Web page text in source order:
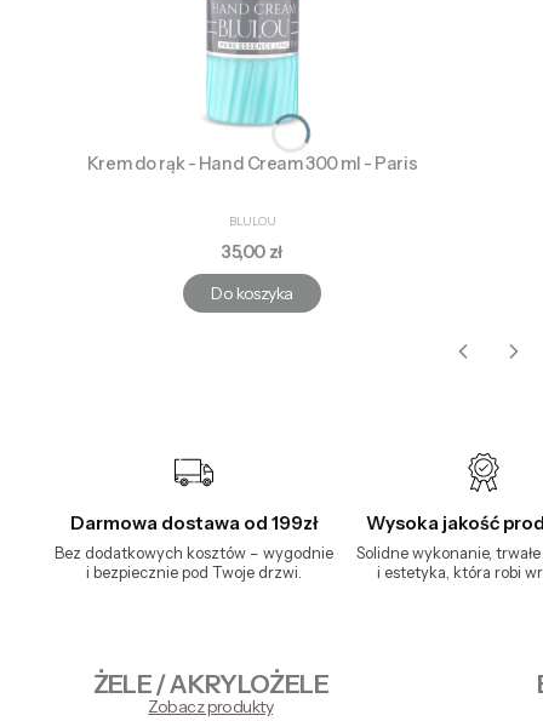
Krem do rąk - Hand Cream 300 ml - Paris
BLULOU
Cena
35,00 zł
Do koszyka
Darmowa dostawa od 199zł
Bez dodatkowych kosztów – wygodnie
i bezpiecznie pod Twoje drzwi.
Wysoka jakość
Solidne wykonanie,
i estetyka, która robi
ŻELE / AKRYLOŻELE
Zobacz produkty